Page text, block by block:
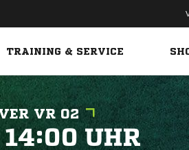
TRAINING & SERVICE
VR 02
 